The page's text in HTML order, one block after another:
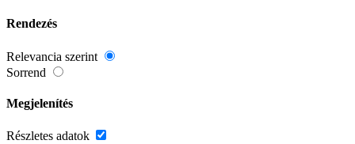
Rendezés
Relevancia szerint
Sorrend
Megjelenítés
Részletes adatok